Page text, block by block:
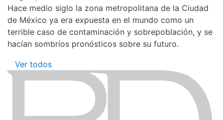
Hace medio siglo la zona metropolitana de la Ciudad
de México ya era expuesta en el mundo como un
terrible caso de contaminación y sobrepoblación, y se
hacían sombríos pronósticos sobre su futuro.
Ver todos